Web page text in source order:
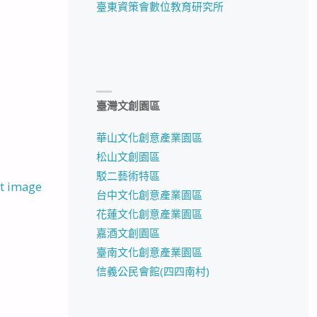
image
臺東資策會數位教育研究所
臺灣文創園區
華山文化創意產業園區
松山文創園區
駁二藝術特區
台中文化創意產業園區
花蓮文化創意產業園區
嘉酒文創園區
臺南文化創意產業園區
信義公民會館(四四南村)